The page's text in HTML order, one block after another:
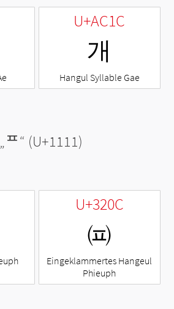
U+AC1C
개
Hangul Syllable Gae
ᄑ“ (U+1111)
U+320C
㈌
Eingeklammertes Hangeul
Phieuph